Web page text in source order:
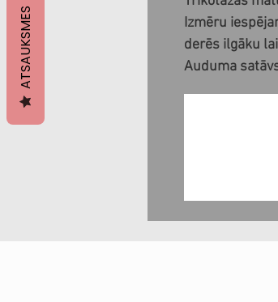
Izmēru
derēs ilgāku
Auduma
ATSAUKSMES